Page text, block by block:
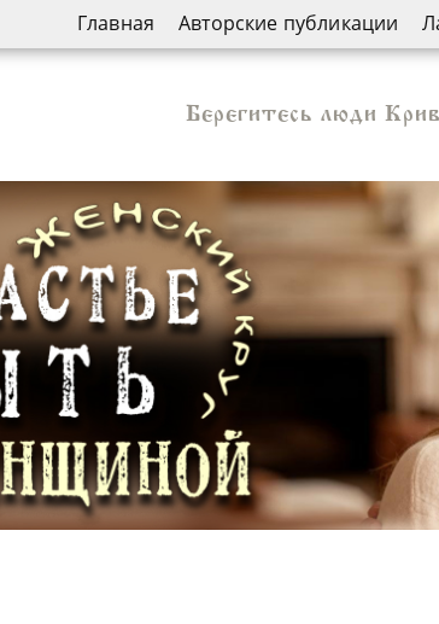
Главная Авторские публикации
Берегитесь люди